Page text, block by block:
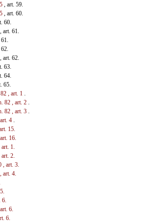
, art. 59.
, art. 60.
60.
art. 61.
art. 62.
63.
64.
65.
, art. 1.
82 , art. 2.
82 , art. 3.
4.
15.
16.
art. 1.
art. 2.
, art. 3.
, art. 4.
6.
6.
6.